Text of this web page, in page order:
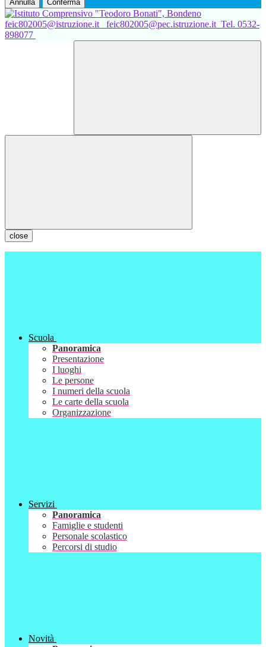
Annulla Conferma
feic802005@istruzione.it feic802005@pec.istruzione.it Tel. 0532-
898077
close
Scuola
Panoramica
Presentazione
I luoghi
Le persone
I numeri della scuola
Le carte della scuola
Organizzazione
Servizi
Panoramica
Famiglie e studenti
Personale scolastico
Percorsi di studio
Novità